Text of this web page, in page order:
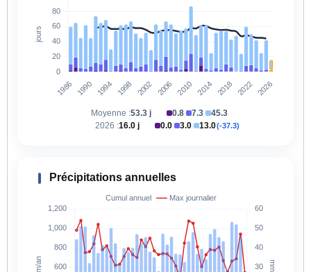
Moyenne :53.3 j 0.8 7.3
45.3
2026 :16.0 j 0.0 3.0 13.0(-37.3)
Précipitations annuelles